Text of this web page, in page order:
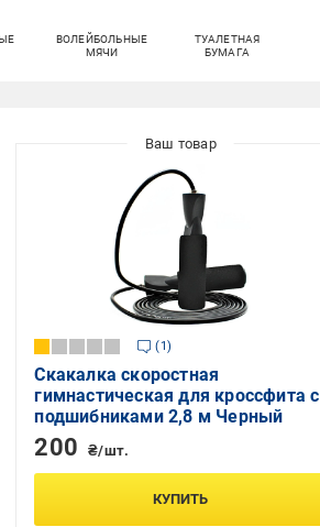
ВОЛЕЙБОЛЬНЫЕ
МЯЧИ
ТУАЛЕТНАЯ
БУМАГА
1
Скакалка скоростная
гимнастическая для кроссфита с
подшибниками 2,8 м Черный
200 ₴/шт.
КУПИТЬ